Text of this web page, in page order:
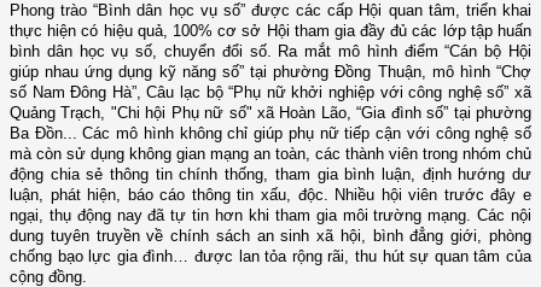
Phong trào “Bình dân học vụ số” được các cấp Hội quan tâm, triển khai
thực hiện có hiệu quả, 100% cơ sở Hội tham gia đầy đủ các lớp tập huấn
bình dân học vụ số, chuyển đổi số. Ra mắt mô hình điểm “Cán bộ Hội
giúp nhau ứng dụng kỹ năng số”tạiphường Đồng Thuận, mô hình “Chợ
số Nam Đông Hà”, Câu lạc bộ “Phụ nữ khởi nghiệp với công nghệ số” xã
Quảng Trạch "Chi hội Phụ nữ số" xã Hoàn Lão,“Gia đình số” tại phường
Ba Đồn... Các mô hình không chỉ giúp phụ nữ tiếp cận với công nghệ số
mà còn sử dụng không gian mạng an toàn, các thành viên trong nhóm chủ
động chia sẻ thông tin chính thống, tham gia bình luận, định hướng dư
luận, phát hiện, báo cáo thông tin xấu, độc. Nhiều hội viên trước đây e
ngại, thụ động nay đã tự tin hơn khi tham gia môi trường mạng. Các nội
dung tuyên truyền về chính sách an sinh xã hội, bình đẳng giới, phòng
chống bạo lực gia đình… được lan tỏa rộng rãi, thu hút sự quan tâm của
cộng đồng.